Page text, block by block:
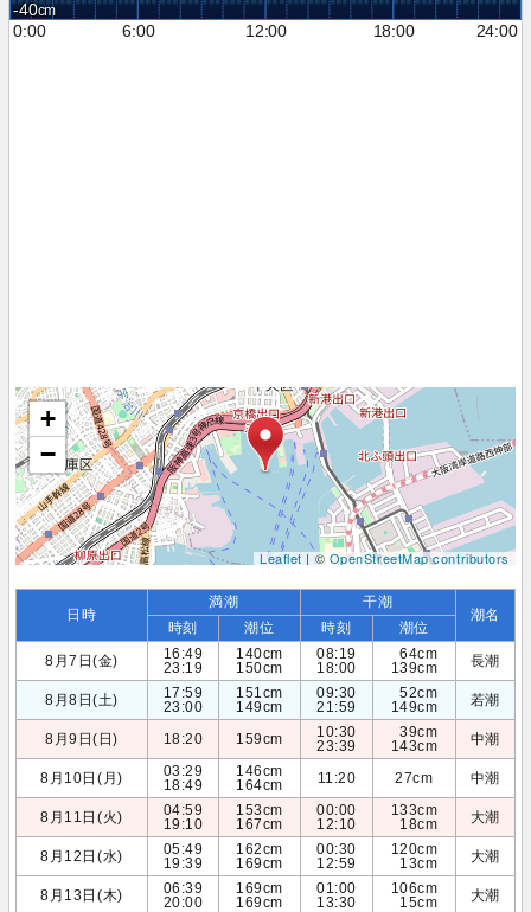
-40
0:00
6:00 12:00 18:00 24:00
+
−
Leaflet| © OpenStreetMap contributors
日時
満潮 干潮
潮名
時刻 潮位 時刻
潮位
8月7日(金)
16:49
23:19
140cm
150cm
08:19
18:00
64cm
139cm
長潮
8月8日(土)
17:59
23:00
151cm
149cm
09:30
21:59
52cm
149cm
若潮
8月9日(日) 18:20 159cm
10:30
23:39
39cm
143cm
中潮
8月10日(月)
03:29
18:49
146cm
164cm
11:20 27cm 中潮
8月11日(火)
04:59
19:10
153cm
167cm
00:00
12:10
133cm
18cm
大潮
8月12日(水)
05:49
19:39
162cm
169cm
00:30
12:59
120cm
13cm
大潮
8月13日(木)
06:39
20:00
169cm
169cm
01:00
13:30
106cm
15cm
大潮